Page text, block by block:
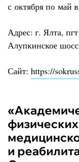
с октября по май
Адрес: г. Ялта,
Алупкинское
Сайт: https://
«Академический НИИ
и